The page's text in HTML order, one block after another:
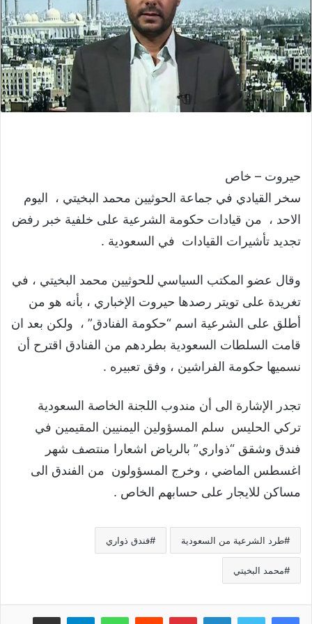
حيروت – خاص
سخر القيادي في جماعة الحوثيين محمد البخيتي ، اليوم
الاحد ، من قيادات حكومة الشرعية على خلفية خبر رفض
تجديد تأشيرات القيادات في السعودية .
وقال عضو المكتب السياسي للحوثيين محمد البخيتي ، في
تغريدة على تويتر رصدها حيروت الإخباري ، بأنه هو من
أطلق على الشرعية اسم “حكومة الفنادق” ، ولكن بعد ان
قامت السلطات السعودية بطردهم من الفنادق اقترح أن
نسميها حكومة الفراشين ، وفق تعبيره .
تجدر الإشارة الى أن مندوب اللجنة الخاصة السعودية
تركي الحليس سلم المسؤولين اليمنيين المقيمين في
فندق وشقق “ذواري” بالرياض اشعارا منتصف شهر
اغسطس الماضي ، وخرج المسؤولون من الفندق الى
مساكن للايجار على حسابهم الخاص .
طرد الشرعية من السعودية فندق ذواري
محمد البخيتي
لينكدإنبينتيريست واتسابتيلقرام مشاركة عبر البريد